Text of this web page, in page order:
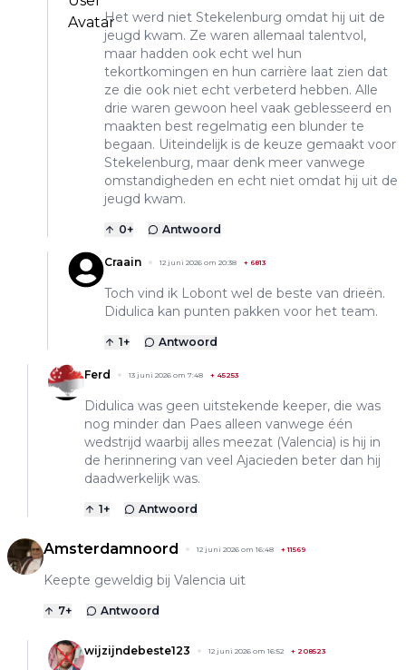
Het werd niet Stekelenburg omdat hij uit de
jeugd kwam. Ze waren allemaal talentvol,
maar hadden ook echt wel hun
tekortkomingen en hun carrière laat zien dat
ze die ook niet echt verbeterd hebben. Alle
drie waren gewoon heel vaak geblesseerd en
maakten best regelmatig een blunder te
begaan. Uiteindelijk is de keuze gemaakt voor
Stekelenburg, maar denk meer vanwege
omstandigheden en echt niet omdat hij uit de
jeugd kwam.
0+ Antwoord
Craain 12 juni 2026 om 20:38 + 6813
Toch vind ik Lobont wel de beste van drieën.
Didulica kan punten pakken voor het team.
1+ Antwoord
Ferd 13 juni 2026 om 7:48 + 45253
Didulica was geen uitstekende keeper, die was
nog minder dan Paes alleen vanwege één
wedstrijd waarbij alles meezat (Valencia) is hij in
de herinnering van veel Ajacieden beter dan hij
daadwerkelijk was.
1+ Antwoord
Amsterdamnoord 12 juni 2026 om 16:48 +11569
Keepte geweldig bij Valencia uit
7+ Antwoord
wijzijndebeste123 12 juni 2026 om 16:52 + 208523